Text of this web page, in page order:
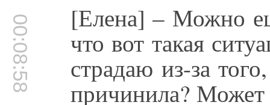
00:08:58 [Елена] – Можно
что вот такая
страдаю из-за
причинила? Может